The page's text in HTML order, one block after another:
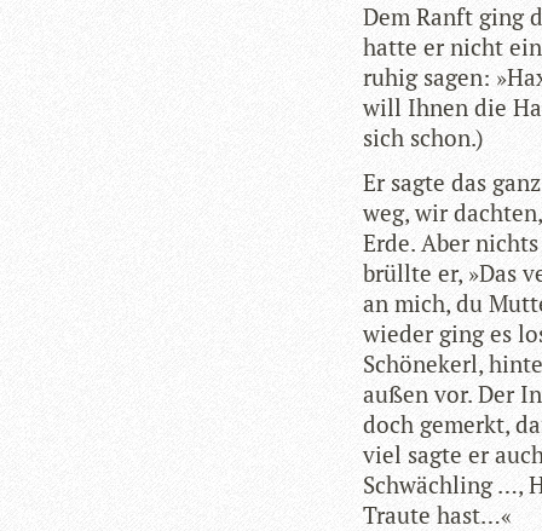
Dem Ranft ging
hatte er nicht
ruhig sagen:
will Ihnen die
sich schon.)
Er sagte das
weg, wir
Erde. Aber
brüllte er, »Das
an mich, du
wie­der ging es
Schö­nekerl,
außen vor. Der
doch gemerkt,
viel sagte er
Schwäch­ling …,
Traute hast…«